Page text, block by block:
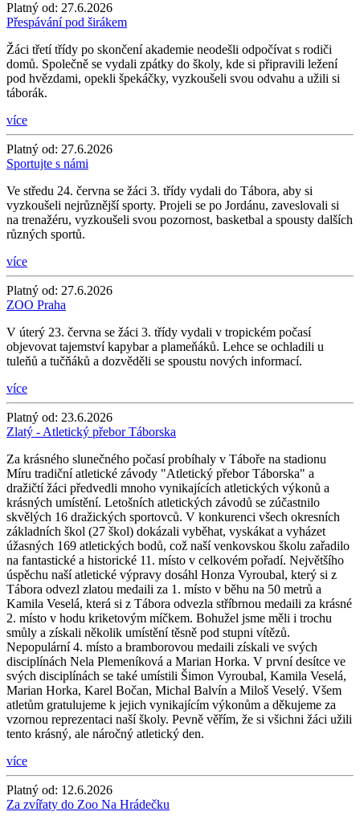
Platný od: 27.6.2026
Přespávání pod širákem
Žáci třetí třídy po skončení akademie neodešli odpočívat s rodiči
domů. Společně se vydali zpátky do školy, kde si připravili ležení
pod hvězdami, opekli špekáčky, vyzkoušeli svou odvahu a užili si
táborák.
více
Platný od: 27.6.2026
Sportujte s námi
Ve středu 24. června se žáci 3. třídy vydali do Tábora, aby si
vyzkoušeli nejrůznější sporty. Projeli se po Jordánu, zaveslovali si
na trenažéru, vyzkoušeli svou pozornost, basketbal a spousty dalších
různých sportů.
více
Platný od: 27.6.2026
ZOO Praha
V úterý 23. června se žáci 3. třídy vydali v tropickém počasí
objevovat tajemství kapybar a plameňáků. Lehce se ochladili u
tuleňů a tučňáků a dozvěděli se spoustu nových informací.
více
Platný od: 23.6.2026
Zlatý - Atletický přebor Táborska
Za krásného slunečného počasí probíhaly v Táboře na stadionu
Míru tradiční atletické závody "Atletický přebor Táborska" a
dražičtí žáci předvedli mnoho vynikajících atletických výkonů a
krásných umístění. Letošních atletických závodů se zúčastnilo
skvělých 16 dražických sportovců. V konkurenci všech okresních
základních škol (27 škol) dokázali vyběhat, vyskákat a vyházet
úžasných 169 atletických bodů, což naší venkovskou školu zařadilo
na fantastické a historické 11. místo v celkovém pořadí. Největšího
úspěchu naší atletické výpravy dosáhl Honza Vyroubal, který si z
Tábora odvezl zlatou medaili za 1. místo v běhu na 50 metrů a
Kamila Veselá, která si z Tábora odvezla stříbrnou medaili za krásné
2. místo v hodu kriketovým míčkem. Bohužel jsme měli i trochu
smůly a získali několik umístění těsně pod stupni vítězů.
Nepopulární 4. místo a bramborovou medaili získali ve svých
disciplínách Nela Plemeníková a Marian Horka. V první desítce ve
svých disciplínách se také umístili Šimon Vyroubal, Kamila Veselá,
Marian Horka, Karel Bočan, Michal Balvín a Miloš Veselý. Všem
atletům gratulujeme k jejich vynikajícím výkonům a děkujeme za
vzornou reprezentaci naší školy. Pevně věřím, že si všichni žáci užili
tento krásný, ale náročný atletický den.
více
Platný od: 12.6.2026
Za zvířaty do Zoo Na Hrádečku